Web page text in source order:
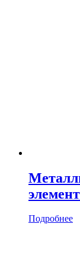
Подробнее